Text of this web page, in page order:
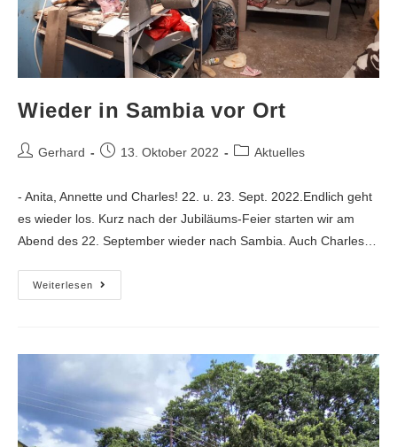
Wieder in Sambia vor Ort
Gerhard 13. Oktober 2022 Aktuelles
- Anita, Annette und Charles! 22. u. 23. Sept. 2022.Endlich geht
es wieder los. Kurz nach der Jubiläums-Feier starten wir am
Abend des 22. September wieder nach Sambia. Auch Charles…
Weiterlesen